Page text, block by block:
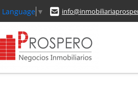
Language ▼